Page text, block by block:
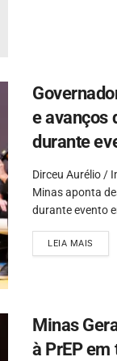
e avanços
durante
Dirceu Aurélio /
Minas aponta
durante evento
LEIA MAIS
Minas
à PrEP em